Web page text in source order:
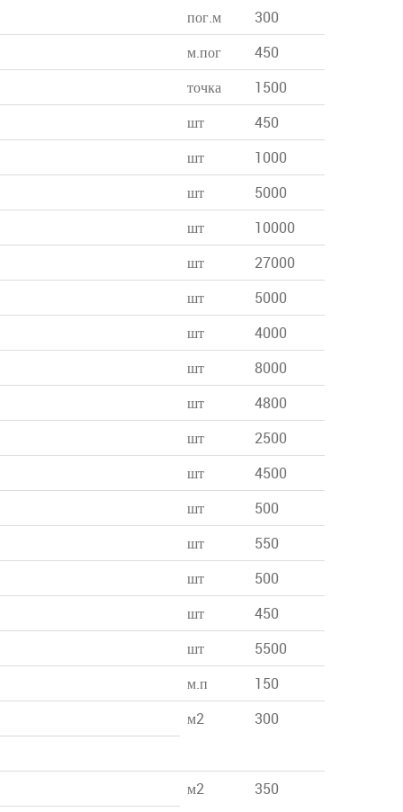
пог.м
300
м.пог
450
точка
1500
шт
450
шт
1000
шт
5000
шт
10000
шт
27000
шт
5000
шт
4000
шт
8000
шт
4800
шт
2500
шт
4500
шт
500
шт
550
шт
500
шт
450
шт
5500
м.п
150
м2
300
м2 350